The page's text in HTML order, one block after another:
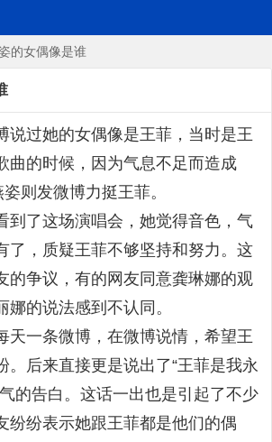
的女偶像是谁
说过她的女偶像是王菲，当时是王
曲的时候，因为气息不足而造成
则发微博力挺王菲。
到了这场演唱会，她觉得音色，气
了，质疑王菲不够坚持和努力。这
的争议，有的网友同意龚琳娜的观
娜的说法感到不认同。
天一条微博，在微博说情，希望王
。后来直接更是说出了“王菲是我永
的告白。这话一出也是引起了不少
纷纷表示她跟王菲都是他们的偶